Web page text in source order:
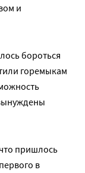
и
бороться
горемыкам
пришлось
в